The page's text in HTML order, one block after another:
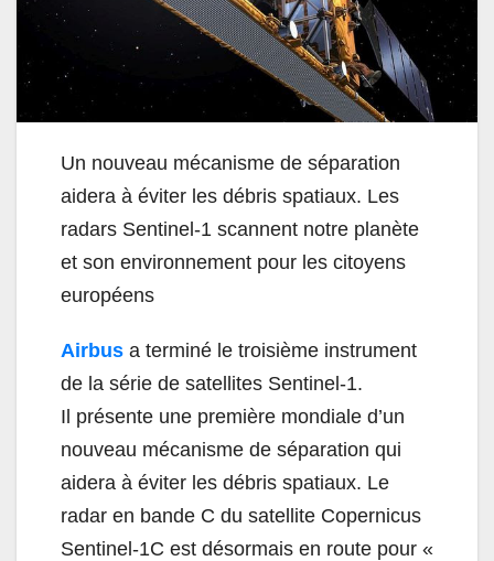
Un nouveau mécanisme de séparation
aidera à éviter les débris spatiaux. Les
radars Sentinel-1 scannent notre planète
et son environnement pour les citoyens
européens
Airbus a terminé le troisième instrument
de la série de satellites Sentinel-1.
Il présente une première mondiale d’un
nouveau mécanisme de séparation qui
aidera à éviter les débris spatiaux. Le
radar en bande C du satellite Copernicus
Sentinel-1C est désormais en route pour «